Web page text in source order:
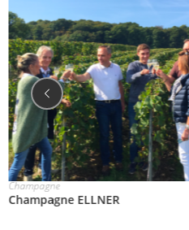
Champagne
Champagne GOSSET